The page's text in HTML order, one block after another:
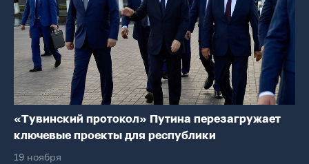
«Тувинский протокол» Путина перезагружает
ключевые проекты для республики
19 ноября